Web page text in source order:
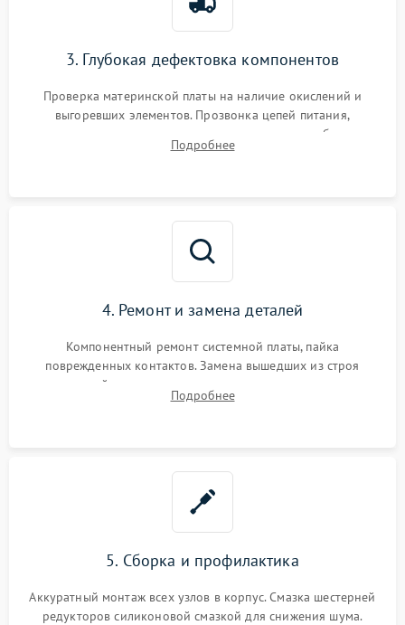
3. Глубокая дефектовка компонентов
Проверка материнской платы на наличие окислений и
выгоревших элементов. Прозвонка цепей питания,
тестирование приводных моторов колес и турбины
всасывания. Оценка состояния оптических и инфракрасных
Подробнее
4. Ремонт и замена деталей
Компонентный ремонт системной платы, пайка
поврежденных контактов. Замена вышедших из строя
двигателей, изношенного аккумулятора, неисправного
лидара или помпы подачи воды. Восстановление шлейфов и
Подробнее
5. Сборка и профилактика
Аккуратный монтаж всех узлов в корпус. Смазка шестерней
редукторов силиконовой смазкой для снижения шума.